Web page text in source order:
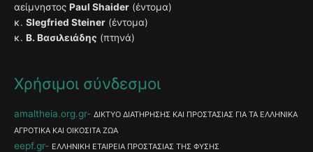
αείμνηστος Paul Shaider (έντομα)
κ. Slegfried Steiner (έντομα)
κ. Β. Βασιλειάδης (πτηνά)
Χρήσιμοι σύνδεσμοι
amaltheia.org.gr
ΔΙΚΤΥΟ ΔΙΑΤΗΡΗΣΗΣ ΚΑΙ ΠΡΟΣΤΑΣΙΑΣ ΓΙΑ ΤΑ ΕΛΛΗΝΙΚΑ
ΑΓΡΟΤΙΚΑ ΚΑΙ ΟΙΚΟΣΙΤΑ ΖΩΑ
eepf.gr ΕΛΛΗΝΙΚΗ ΕΤΑΙΡΕΙΑ ΠΡΟΣΤΑΣΙΑΣ ΤΗΣ ΦΥΣΗΣ